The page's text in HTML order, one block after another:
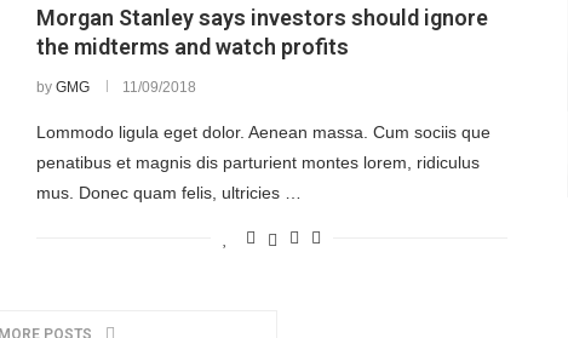
Morgan Stanley says investors should ignore
the midterms and watch profits
by GMG 11/09/2018
Lommodo ligula eget dolor. Aenean massa. Cum sociis que
penatibus et magnis dis parturient montes lorem, ridiculus
mus. Donec quam felis, ultricies …
POSTS